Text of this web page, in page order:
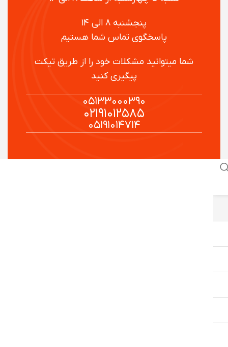
پنجشنبه ۸ الی ۱۴
پاسخگوی تماس شما هستیم
شما میتوانید مشکلات خود را از طریق تیکت
پیگیری کنید
۰۵۱۳۳۰۰۰۳۹۰
۰۲۱۹۱۰۱۲۵۸۵
۰۵۱۹۱۰۱۴۷۱۴